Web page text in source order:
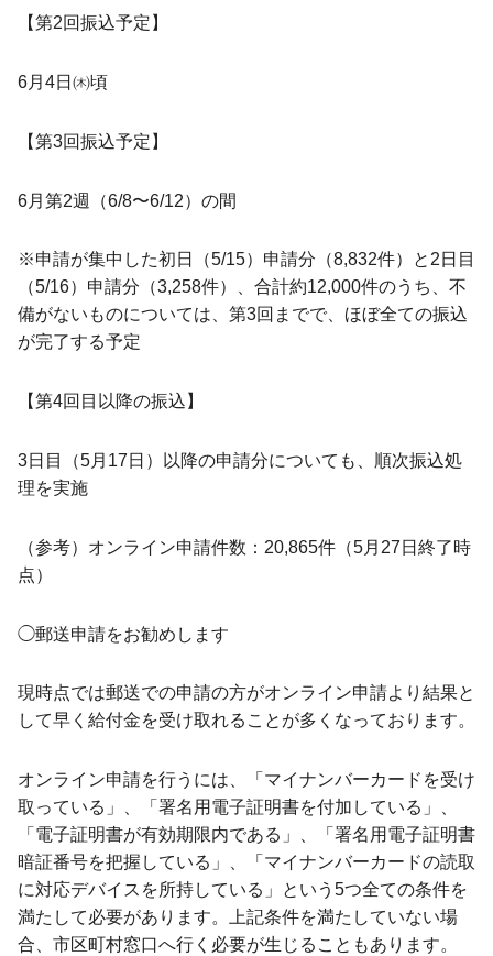
【第2回振込予定】
6月4日㈭頃
【第3回振込予定】
6月第2週（6/8〜6/12）の間
※申請が集中した初日（5/15）申請分（8,832件）と2日目
（5/16）申請分（3,258件）、合計約12,000件のうち、不
備がないものについては、第3回までで、ほぼ全ての振込
が完了する予定
【第4回目以降の振込】
3日目（5月17日）以降の申請分についても、順次振込処
理を実施
（参考）オンライン申請件数：20,865件（5月27日終了時
点）
◯郵送申請をお勧めします
現時点では郵送での申請の方がオンライン申請より結果と
して早く給付金を受け取れることが多くなっております。
オンライン申請を行うには、「マイナンバーカードを受け
取っている」、「署名用電子証明書を付加している」、
「電子証明書が有効期限内である」、「署名用電子証明書
暗証番号を把握している」、「マイナンバーカードの読取
に対応デバイスを所持している」という5つ全ての条件を
満たして必要があります。上記条件を満たしていない場
合、市区町村窓口へ行く必要が生じることもあります。